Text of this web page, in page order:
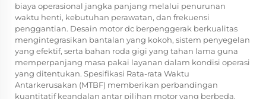
biaya operasional jangka panjang melalui penurunan
waktu henti, kebutuhan perawatan, dan frekuensi
penggantian. Desain motor dc berpenggerak berkualitas
mengintegrasikan bantalan yang kokoh, sistem penyegelan
yang efektif, serta bahan roda gigi yang tahan lama guna
memperpanjang masa pakai layanan dalam kondisi operasi
yang ditentukan. Spesifikasi Rata-rata Waktu
Antarkerusakan (MTBF) memberikan perbandingan
kuantitatif keandalan antar pilihan motor yang berbeda.